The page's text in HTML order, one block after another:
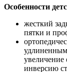
Особенности
жесткий
пятки и
увеличение
инверсию